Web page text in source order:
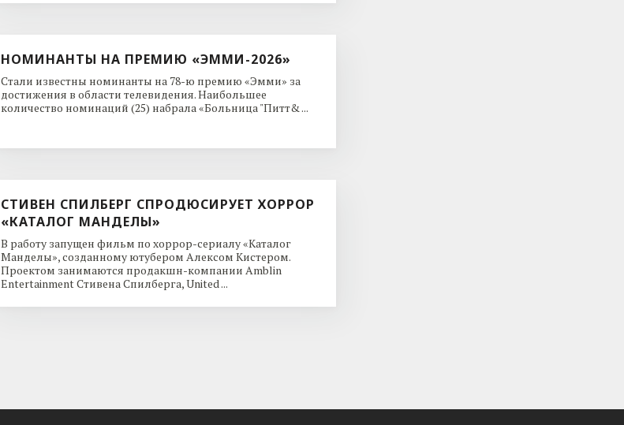
НОМИНАНТЫ НА ПРЕМИЮ «ЭММИ-2026»
Стали известны номинанты на 78-ю премию «Эмми» за
достижения в области телевидения. Наибольшее
количество номинаций (25) набрала «Больница "Питт& ...
СТИВЕН СПИЛБЕРГ СПРОДЮСИРУЕТ ХОРРОР
«КАТАЛОГ МАНДЕЛЫ»
В работу запущен фильм по хоррор-сериалу «Каталог
Манделы», созданному ютубером Алексом Кистером.
Проектом занимаются продакшн-компании Amblin
Entertainment Стивена Спилберга, United ...